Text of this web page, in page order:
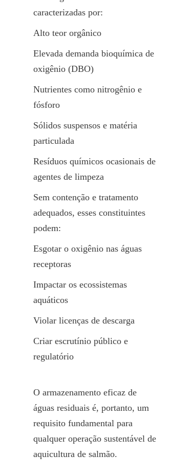
caracterizadas por:
Alto teor orgânico
Elevada demanda bioquímica de
oxigênio (DBO)
Nutrientes como nitrogênio e
fósforo
Sólidos suspensos e matéria
particulada
Resíduos químicos ocasionais de
agentes de limpeza
Sem contenção e tratamento
adequados, esses constituintes
podem:
Esgotar o oxigênio nas águas
receptoras
Impactar os ecossistemas
aquáticos
Violar licenças de descarga
Criar escrutínio público e
regulatório
O armazenamento eficaz de
águas residuais é, portanto, um
requisito fundamental para
qualquer operação sustentável de
aquicultura de salmão.